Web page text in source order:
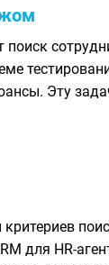
Эту
для HR-